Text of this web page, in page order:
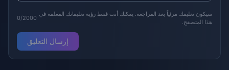
سيكون تعليقك مرئياً بعد المراجعة. يمكنك أنت فقط رؤية تعليقاتك المعلقة في
هذا المتصفح.
0/2000
إرسال التعليق